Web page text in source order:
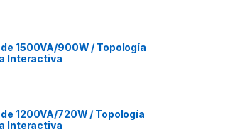
de 1500VA/900W / Topología
Interactiva
de 1200VA/720W / Topología
Interactiva